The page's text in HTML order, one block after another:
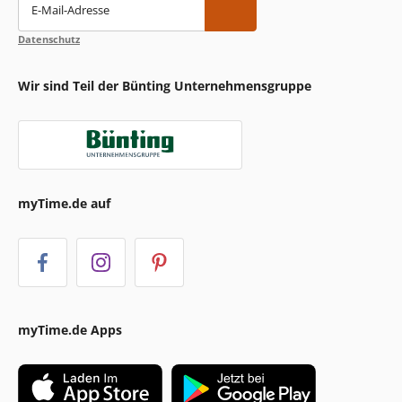
E-Mail-Adresse
Datenschutz
Wir sind Teil der Bünting Unternehmensgruppe
myTime.de auf
myTime.de Apps